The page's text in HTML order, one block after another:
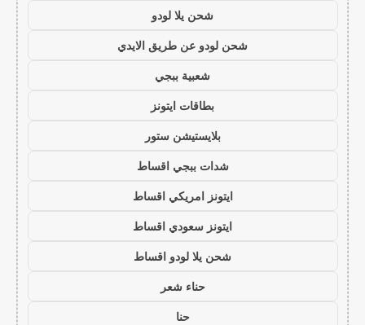
شحن يلا لودو
شحن لودو عن طريق الايدي
شعبية ببجي
بطاقات ايتونز
بلايستيشن ستور
شدات ببجي اقساط
ايتونز امريكي اقساط
ايتونز سعودي اقساط
شحن يلا لودو اقساط
حناء شعر
حنا